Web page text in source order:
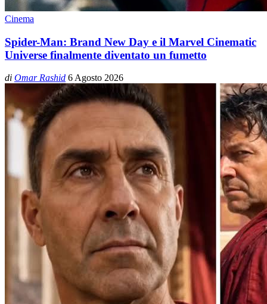
Cinema
Spider-Man: Brand New Day e il Marvel Cinematic
Universe finalmente diventato un fumetto
di Omar Rashid 6 Agosto 2026